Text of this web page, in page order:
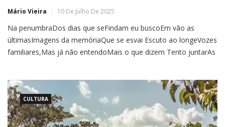
Mário Vieira 10 De Julho De 2025
Na penumbraDos dias que seFindam eu buscoEm vão as
últimasImagens da memóriaQue se esvai Escuto ao longeVozes
familiares,Mas já não entendoMais o que dizem Tento juntarAs
sentidoE quase nada maisImporta de verdade Ouço
músicasQue me fazem viajarAo passado venturosoCheio de
CULTURA